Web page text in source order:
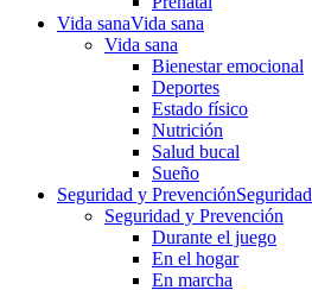
Vida sanaVida sana
Vida sana
Bienestar emocional
Deportes
Estado físico
Nutrición
Salud bucal
Sueño
Seguridad y Prevención
Seguridad y Prevención
Durante el juego
En el hogar
En marcha